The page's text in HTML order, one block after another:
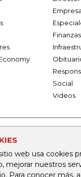
web usa cookies
mejorar nuestros
Para conocer más,
Social
Videos
empresas.larepublica.co